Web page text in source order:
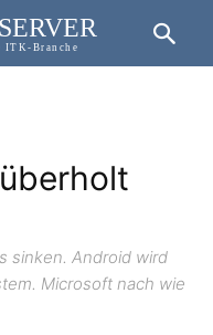
Branche
sinken. Android wird
Microsoft nach wie